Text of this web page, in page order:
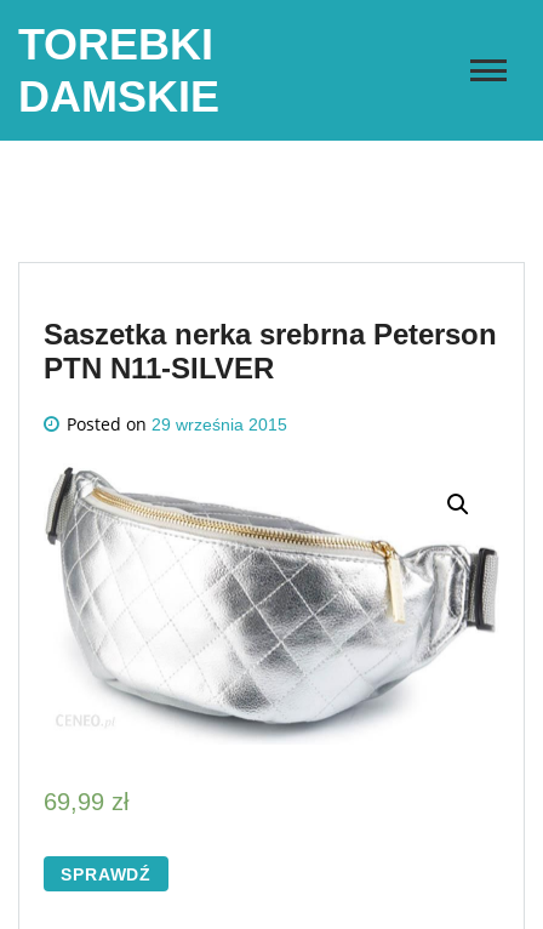
TOREBKI
DAMSKIE
Saszetka nerka srebrna Peterson
PTN N11-SILVER
Posted on 29 września 2015
69,99 zł
SPRAWDŹ